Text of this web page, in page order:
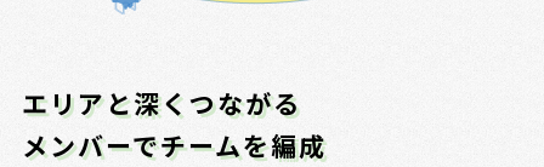
エリアと深くつながる
メンバーでチームを編成